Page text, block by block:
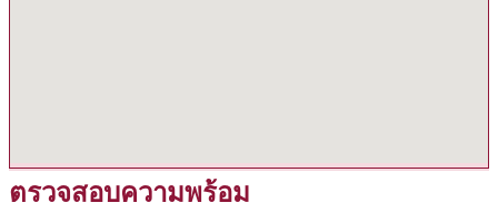
ตรวจสอบความพร้อม